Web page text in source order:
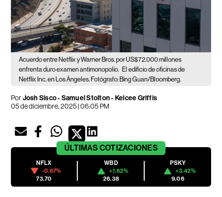
Acuerdo entre Netflix y Warner Bros. por US$72.000 millones
enfrenta duro examen antimonopolio. El edificio de oficinas de
Netflix Inc. en Los Ángeles. Fotógrafo: Bing Guan/Bloomberg.
PorJosh Sisco - Samuel Stolton - Kelcee Griffis
05 de diciembre, 2025 | 06:05 PM
ÚLTIMAS COTIZACIONES
NFLX
-0.67%
73.70
WBD
+1.62%
26.38
PSKY
+3.42%
9.06